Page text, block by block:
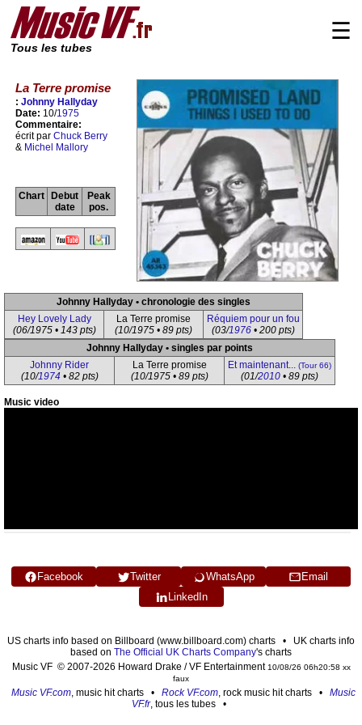
Tous les tubes
☰
La Terre promise
: Johnny Hallyday
Date: 10/1975
Commentaire:
écrit par Chuck Berry
& Michel Mallory
Chart
Debut
date
Peak
pos.
Johnny Hallyday • chronologie des singles
Hey Lovely Lady
(06/1975 • 143 pts)
La Terre promise
(10/1975 • 89 pts)
Réquiem pour un fou
(03/1976• 200 pts)
Johnny Hallyday • singles par points
Johnny Rider
(10/1974• 82 pts)
La Terre promise
(10/1975 • 89 pts)
Et maintenant... (Tour 66)
(01/2010 • 89 pts)
Music video
Facebook Twitter WhatsApp
Email
LinkedIn
US charts info based on Billboard (www.billboard.com) charts • UK charts info
based on The Official UK Charts Company's charts
Music VF © 2007-2026 Howard Drake / VF Entertainment 10/08/26 06h20:58 xx
faux
Music VF.com, music hit charts • Rock VF.com, rock music hit charts • Music
VF.fr, tous les tubes •